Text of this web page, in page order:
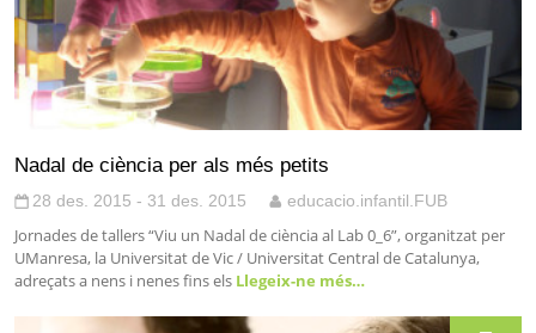
Nadal de ciència per als més petits
28 des. 2015 - 31 des. 2015 educacio.infantil.FUB
Jornades de tallers “Viu un Nadal de ciència al Lab 0_6”, organitzat per
UManresa, la Universitat de Vic / Universitat Central de Catalunya,
adreçats a nens i nenes fins els Llegeix-ne més…